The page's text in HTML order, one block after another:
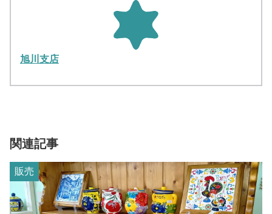
旭川支店
関連記事
販売